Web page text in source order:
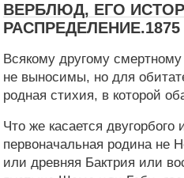
ВЕРБЛЮД, ЕГО
РАСПРЕДЕЛЕНИЕ.1875
Всякому другому
не выносимы, но для
родная стихия, в которой
Что же касается двугорбого
первоначальная родина не
или древняя Бактрия или